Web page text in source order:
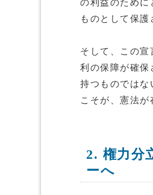
の利益のために
ものとして保護
そして、この
利の保障が確保
持つものではな
こそが、憲法が
2. 権力分
ーへ